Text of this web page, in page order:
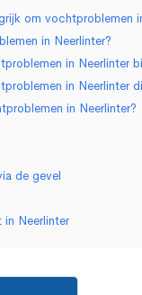
om vochtproblemen
in Neerlinter?
in Neerlinter
in Neerlinter
in Neerlinter?
de gevel
Neerlinter